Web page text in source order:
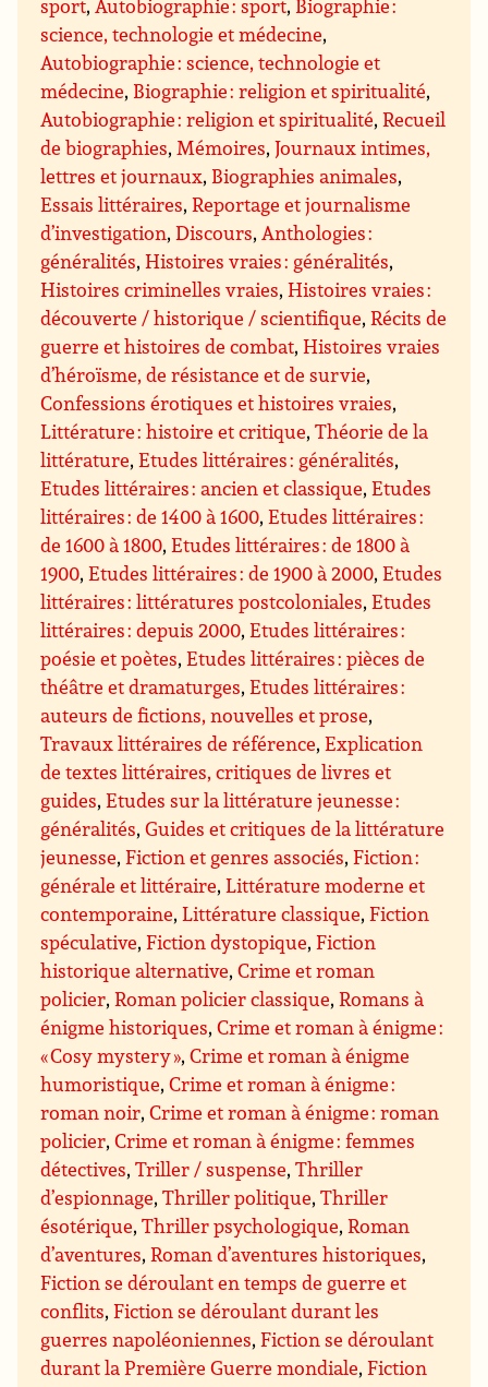
sport,Autobiographie : sport, Biographie :
science, technologie et médecine,
Autobiographie : science, technologie et
médecine, Biographie : religion et spiritualité,
Autobiographie : religion et spiritualité,Recueil
de biographies,Mémoires,Journaux intimes,
lettres et journaux, Biographies animales,
Essais littéraires,Reportage et journalisme
d’investigation,Discours,Anthologies :
généralités,Histoires vraies : généralités,
Histoires criminelles vraies,Histoires vraies :
découverte / historique / scientifique,Récits de
guerre et histoires de combat,Histoires vraies
d’héroïsme, de résistance et de survie,
Confessions érotiques et histoires vraies,
Littérature : histoire et critique,Théorie de la
littérature,Etudes littéraires : généralités,
Etudes littéraires : ancien et classique,Etudes
littéraires : de 1400 à 1600,Etudes littéraires :
de 1600 à 1800,Etudes littéraires : de 1800 à
1900,Etudes littéraires : de 1900 à 2000,Etudes
littéraires : littératures postcoloniales,Etudes
littéraires : depuis 2000,Etudes littéraires :
poésie et poètes,Etudes littéraires : pièces de
théâtre et dramaturges,Etudes littéraires :
auteurs de fictions, nouvelles et prose,
Travaux littéraires de référence,Explication
de textes littéraires, critiques de livres et
guides,Etudes sur la littérature jeunesse :
généralités,Guides et critiques de la littérature
jeunesse,Fiction et genres associés,Fiction :
générale et littéraire,Littérature moderne et
contemporaine,Littérature classique,Fiction
spéculative,Fiction dystopique,Fiction
historique alternative,Crime et roman
policier,Roman policier classique,Romans à
énigme historiques,Crime et roman à énigme :
« Cosy mystery »,Crime et roman à énigme
humoristique,Crime et roman à énigme :
roman noir,Crime et roman à énigme : roman
policier,Crime et roman à énigme : femmes
détectives,Triller / suspense,Thriller
d’espionnage,Thriller politique,Thriller
ésotérique,Thriller psychologique,Roman
d’aventures,Roman d’aventures historiques,
Fiction se déroulant en temps de guerre et
conflits,Fiction se déroulant durant les
guerres napoléoniennes,Fiction se déroulant
durant la Première Guerre mondiale,Fiction